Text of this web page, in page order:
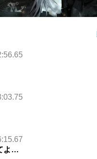
よ…